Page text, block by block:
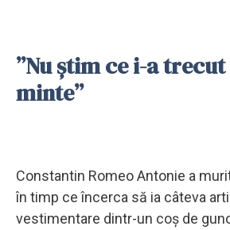
”Nu știm ce i-a
minte”
Constantin Romeo Antonie a
în timp ce încerca să ia câteva
vestimentare dintr-un coș de